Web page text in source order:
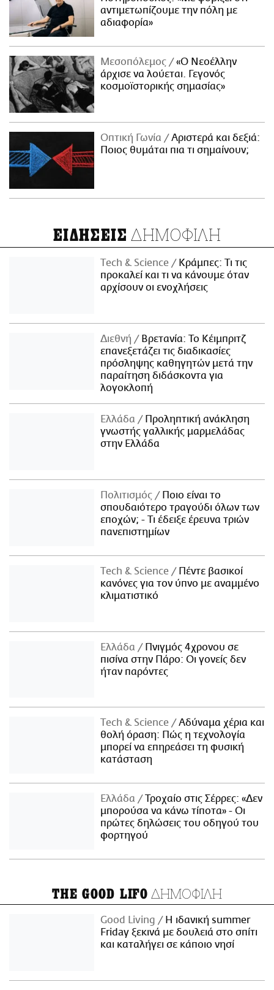
αντιμετωπίζουμε την πόλη με
αδιαφορία»
Μεσοπόλεμος
«Ο Νεοέλλην
άρχισε να λούεται. Γεγονός
κοσμοϊστορικής σημασίας»
Οπτική Γωνία
Αριστερά και δεξιά:
Ποιος θυμάται πια τι σημαίνουν;
ΕΙΔΗΣΕΙΣ ΔΗΜΟΦΙΛΗ
Τech & Science
Κράμπες: Τι τις
προκαλεί και τι να κάνουμε όταν
αρχίσουν οι ενοχλήσεις
Διεθνή
Βρετανία: Το Κέιμπριτζ
επανεξετάζει τις διαδικασίες
πρόσληψης καθηγητών μετά την
παραίτηση διδάσκοντα για
λογοκλοπή
Ελλάδα
Προληπτική ανάκληση
γνωστής γαλλικής μαρμελάδας
στην Ελλάδα
Πολιτισμός
Ποιο είναι το
σπουδαιότερο τραγούδι όλων των
εποχών; - Τι έδειξε έρευνα τριών
πανεπιστημίων
Τech & Science
Πέντε βασικοί
κανόνες για τον ύπνο με αναμμένο
κλιματιστικό
Ελλάδα
Πνιγμός 4χρονου σε
πισίνα στην Πάρο: Οι γονείς δεν
ήταν παρόντες
Τech & Science
Αδύναμα χέρια και
θολή όραση: Πώς η τεχνολογία
μπορεί να επηρεάσει τη φυσική
κατάσταση
Ελλάδα
Τροχαίο στις Σέρρες: «Δεν
μπορούσα να κάνω τίποτα» - Οι
πρώτες δηλώσεις του οδηγού του
φορτηγού
THE GOOD LIFO ΔΗΜΟΦΙΛΗ
Good Living
Η ιδανική summer
Friday ξεκινά με δουλειά στο σπίτι
και καταλήγει σε κάποιο νησί